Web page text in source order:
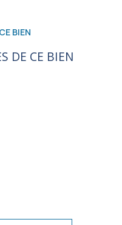
BIEN
DE CE BIEN